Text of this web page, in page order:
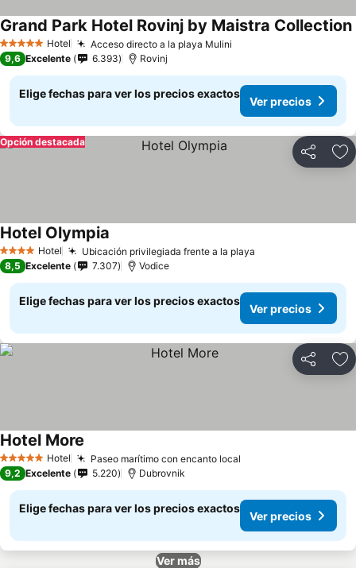
5 Estrellas Hotel Acceso directo a la playa Mulini
Grand Park Hotel Rovinj by Maistra Collection
9,6 Excelente 6.393 Rovinj
Elige fechas para ver los precios exactos
Ver precios
Compartir
Opción destacada
4 EstrellasHotel Ubicación privilegiada frente a la playa
Hotel Olympia
8,5 Excelente 7.307 Vodice
Elige fechas para ver los precios exactos
Ver precios
Compartir
5 Estrellas Hotel Paseo marítimo con encanto local
Hotel More
9,2 Excelente 5.220 Dubrovnik
Elige fechas para ver los precios exactos
Ver precios
Ver más